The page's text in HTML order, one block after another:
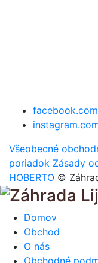
Všeobecné
poriadok Zásady
HOBERTO ©
Domov
Obchod
O nás